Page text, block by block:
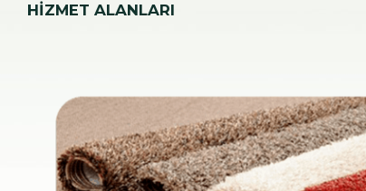
HİZMET ALANLARI